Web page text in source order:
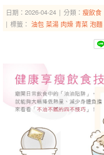
日期：2026-04-24 分類： 瘦飲食
標籤： 油包 菜湯 肉燥 青菜 泡麵